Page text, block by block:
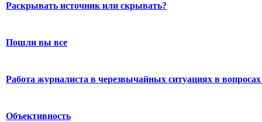
Раскрывать источник или скрывать?
Пошли вы все
Работа журналиста в черезвычайных ситуациях в вопросах
Объективность